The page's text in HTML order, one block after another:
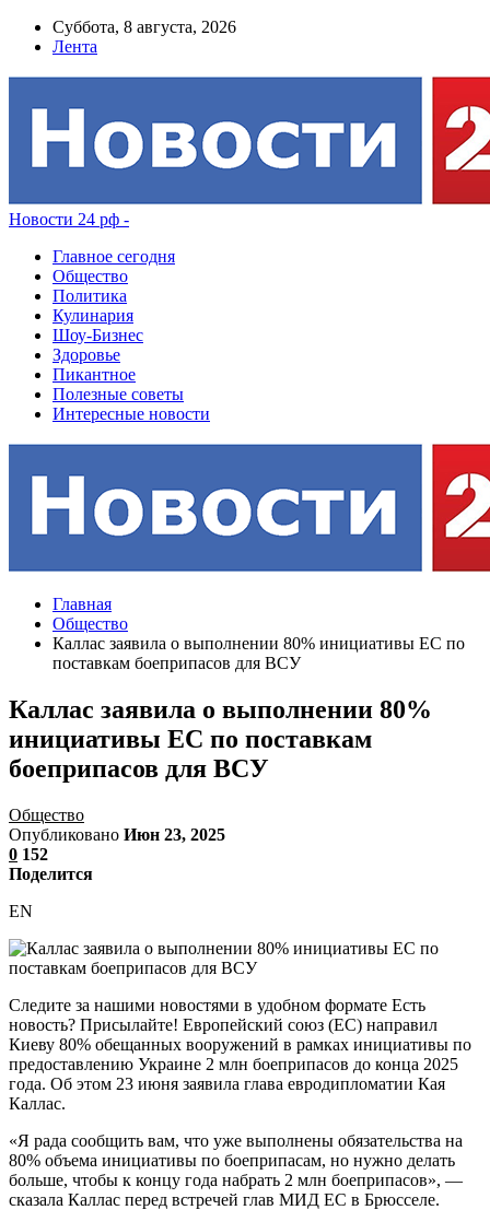
Суббота, 8 августа, 2026
Лента
Новости 24 рф -
Главное сегодня
Общество
Политика
Кулинария
Шоу-Бизнес
Здоровье
Пикантное
Полезные советы
Интересные новости
Главная
Общество
Каллас заявила о выполнении 80% инициативы ЕС по
поставкам боеприпасов для ВСУ
Каллас заявила о выполнении 80%
инициативы ЕС по поставкам
боеприпасов для ВСУ
Общество
Опубликовано Июн 23, 2025
0 152
Поделится
EN
Следите за нашими новостями в удобном формате Есть
новость? Присылайте! Европейский союз (ЕС) направил
Киеву 80% обещанных вооружений в рамках инициативы по
предоставлению Украине 2 млн боеприпасов до конца 2025
года. Об этом 23 июня заявила глава евродипломатии Кая
Каллас.
«Я рада сообщить вам, что уже выполнены обязательства на
80% объема инициативы по боеприпасам, но нужно делать
больше, чтобы к концу года набрать 2 млн боеприпасов», —
сказала Каллас перед встречей глав МИД ЕС в Брюсселе.